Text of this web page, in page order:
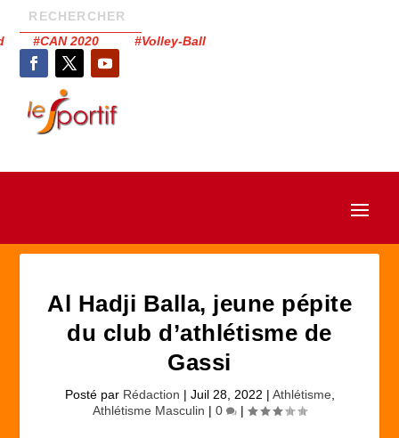
#CAN 2020 #Volley-Ball
Al Hadji Balla, jeune pépite
du club d’athlétisme de
Gassi
Posté par Rédaction | Juil 28, 2022 | Athlétisme
Athlétisme Masculin | 0 |